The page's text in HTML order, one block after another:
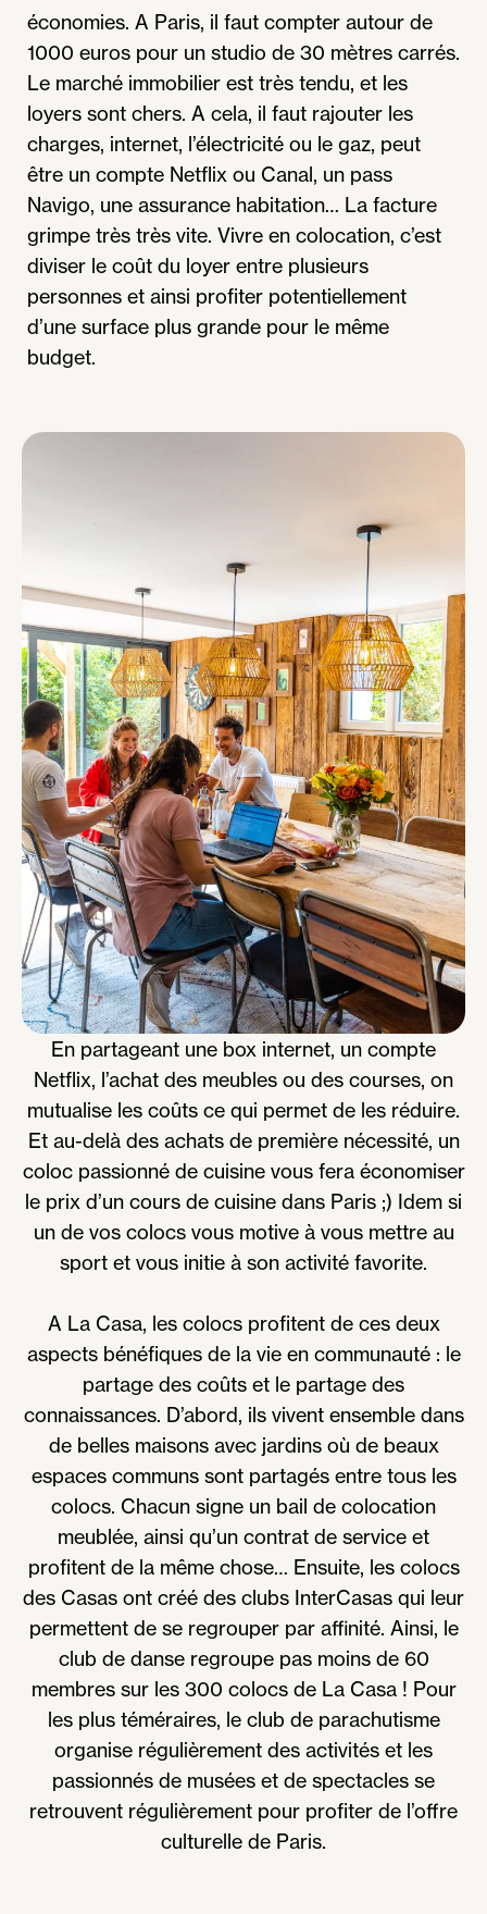
économies. A Paris, il faut compter autour de
1000 euros pour un studio de 30 mètres carrés.
Le marché immobilier est très tendu, et les
loyers sont chers. A cela, il faut rajouter les
charges, internet, l’électricité ou le gaz, peut
être un compte Netflix ou Canal, un pass
Navigo, une assurance habitation… La facture
grimpe très très vite. Vivre en colocation, c’est
diviser le coût du loyer entre plusieurs
personnes et ainsi profiter potentiellement
d’une surface plus grande pour le même
budget.
En partageant une box internet, un compte
Netflix, l’achat des meubles ou des courses, on
mutualise les coûts ce qui permet de les réduire.
Et au-delà des achats de première nécessité, un
coloc passionné de cuisine vous fera économiser
le prix d’un cours de cuisine dans Paris ;) Idem si
un de vos colocs vous motive à vous mettre au
sport et vous initie à son activité favorite.
A La Casa, les colocs profitent de ces deux
aspects bénéfiques de la vie en communauté : le
partage des coûts et le partage des
connaissances. D’abord, ils vivent ensemble dans
de belles maisons avec jardins où de beaux
espaces communs sont partagés entre tous les
colocs. Chacun signe un bail de colocation
meublée, ainsi qu’un contrat de service et
profitent de la même chose… Ensuite, les colocs
des Casas ont créé des clubs InterCasas qui leur
permettent de se regrouper par affinité. Ainsi, le
club de danse regroupe pas moins de 60
membres sur les 300 colocs de La Casa ! Pour
les plus téméraires, le club de parachutisme
organise régulièrement des activités et les
passionnés de musées et de spectacles se
retrouvent régulièrement pour profiter de l’offre
culturelle de Paris.